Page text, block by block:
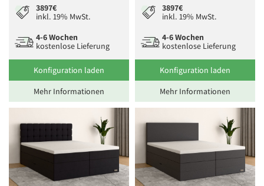
3897€
inkl. 19% MwSt.
4-6 Wochen
kostenlose Lieferung
Konfiguration laden
Mehr Informationen
3897€
inkl. 19% MwSt.
4-6 Wochen
kostenlose Lieferung
Konfiguration laden
Mehr Informationen